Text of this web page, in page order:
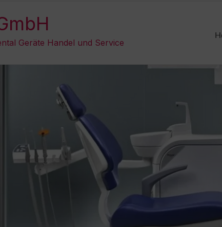
Geräte Handel und Service